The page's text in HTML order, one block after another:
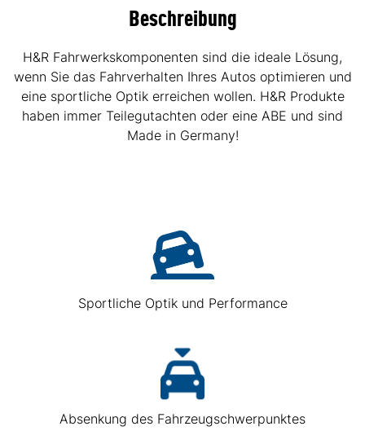
Beschreibung
H&R Fahrwerkskomponenten sind die ideale Lösung,
wenn Sie das Fahrverhalten Ihres Autos optimieren und
eine sportliche Optik erreichen wollen. H&R Produkte
haben immer Teilegutachten oder eine ABE und sind
Made in Germany!
Sportliche Optik und Performance
Absenkung des Fahrzeugschwerpunktes